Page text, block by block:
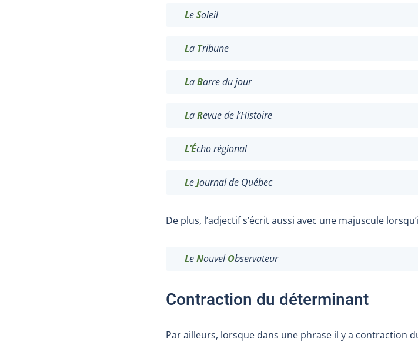
LeSoleil
La Tribune
LaBarre du jour
LaRevue de l’Histoire
L’Écho régional
LeJournal de Québec
De plus, l’adjectifs’écrit aussi avec une majuscule
LeNouvelObservateur
Contraction du déterminant
Par ailleurs, lorsque dans une phrase il y a contraction